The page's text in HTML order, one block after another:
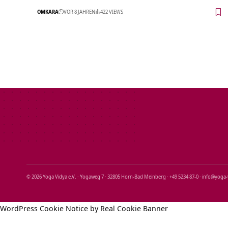
OMKARA VOR 8 JAHREN 422 VIEWS
© 2026 Yoga Vidya e.V. · Yogaweg 7 · 32805 Horn‑Bad Meinberg · +49 5234 87‑0 ·
WordPress Cookie Notice by Real Cookie Banner